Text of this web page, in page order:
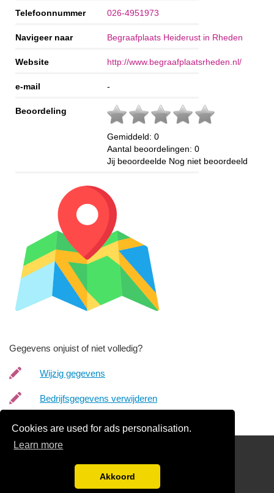
Cookies are used for ads personalisation.
Learn more
Akkoord
Telefoonnummer 026-4951973
Navigeer naar Begraafplaats Heiderust in Rheden
Website http://www.begraafplaatsrheden.nl/
e-mail -
Beoordeling
Gemiddeld: 0
Aantal beoordelingen: 0
Jij beoordeelde Nog niet beoordeeld
Gegevens onjuist of niet volledig?
Wijzig gegevens
Bedrijfsgegevens verwijderen
Links